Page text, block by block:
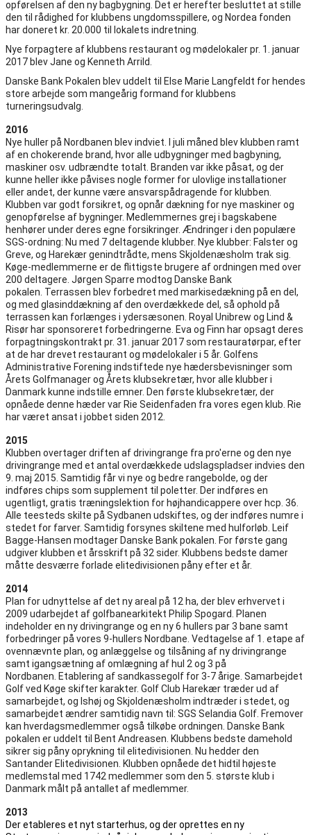
opførelsen af den ny bagbygning. Det er herefter besluttet at stille
den til rådighed for klubbens ungdomsspillere, og Nordea fonden
har doneret kr. 20.000 til lokalets indretning.
Nye forpagtere af klubbens restaurant og mødelokaler pr. 1. januar
2017 blev Jane og Kenneth Arrild.
Danske Bank Pokalen blev uddelt til Else Marie Langfeldt for hendes
store arbejde som mangeårig formand for klubbens
turneringsudvalg.
2016
Nye huller på Nordbanen blev indviet. I juli måned blev klubben ramt
af en chokerende brand, hvor alle udbygninger med bagbyning,
maskiner osv. udbrændte totalt. Branden var ikke påsat, og der
kunne heller ikke påvises nogle former for ulovlige installationer
eller andet, der kunne være ansvarspådragende for klubben.
Klubben var godt forsikret, og opnår dækning for nye maskiner og
genopførelse af bygninger. Medlemmernes grej i bagskabene
henhører under deres egne forsikringer. Ændringer i den populære
SGS-ordning: Nu med 7 deltagende klubber. Nye klubber: Falster og
Greve, og Harekær genindtrådte, mens Skjoldenæsholm trak sig.
Køge-medlemmerne er de flittigste brugere af ordningen med over
200 deltagere. Jørgen Sparre modtog Danske Bank
pokalen. Terrassen blev forbedret med markisedækning på en del,
og med glasinddækning af den overdækkede del, så ophold på
terrassen kan forlænges i ydersæsonen. Royal Unibrew og Lind &
Risør har sponsoreret forbedringerne. Eva og Finn har opsagt deres
forpagtningskontrakt pr. 31. januar 2017 som restauratørpar, efter
at de har drevet restaurant og mødelokaler i 5 år. Golfens
Administrative Forening indstiftede nye hædersbevisninger som
Årets Golfmanager og Årets klubsekretær, hvor alle klubber i
Danmark kunne indstille emner. Den første klubsekretær, der
opnåede denne hæder var Rie Seidenfaden fra vores egen klub. Rie
har været ansat i jobbet siden 2012.
2015
Klubben overtager driften af drivingrange fra pro'erne og den nye
drivingrange med et antal overdækkede udslagspladser indvies den
9. maj 2015. Samtidig får vi nye og bedre rangebolde, og der
indføres chips som supplement til poletter. Der indføres en
ugentligt, gratis træningslektion for højhandicappere over hcp. 36.
Alle teesteds skilte på Sydbanen udskiftes, og der indføres numre i
stedet for farver. Samtidig forsynes skiltene med hulforløb. Leif
Bagge-Hansen modtager Danske Bank pokalen. For første gang
udgiver klubben et årsskrift på 32 sider. Klubbens bedste damer
måtte desværre forlade elitedivisionen påny efter et år.
2014
Plan for udnyttelse af det ny areal på 12 ha, der blev erhvervet i
2009 udarbejdet af golfbanearkitekt Philip Spogard. Planen
indeholder en ny drivingrange og en ny 6 hullers par 3 bane samt
forbedringer på vores 9-hullers Nordbane. Vedtagelse af 1. etape af
ovennævnte plan, og anlæggelse og tilsåning af ny drivingrange
samt igangsætning af omlægning af hul 2 og 3 på
Nordbanen. Etablering af sandkassegolf for 3-7 årige. Samarbejdet
Golf ved Køge skifter karakter. Golf Club Harekær træder ud af
samarbejdet, og Ishøj og Skjoldenæsholm indtræder i stedet, og
samarbejdet ændrer samtidig navn til: SGS Selandia Golf. Fremover
kan hverdagsmedlemmer også tilkøbe ordningen. Danske Bank
pokalen er uddelt til Bent Andreasen. Klubbens bedste damehold
sikrer sig påny oprykning til elitedivisionen. Nu hedder den
Santander Elitedivisionen. Klubben opnåede det hidtil højeste
medlemstal med 1742 medlemmer som den 5. største klub i
Danmark målt på antallet af medlemmer.
2013
Der etableres et nyt starterhus, og der oprettes en ny